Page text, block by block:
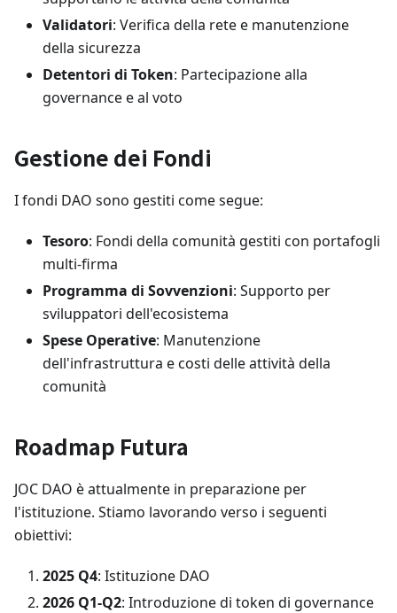
Validatori: Verifica della rete e manutenzione
della sicurezza
Detentori di Token: Partecipazione alla
governance e al voto
Gestione dei Fondi
I fondi DAO sono gestiti come segue:
Tesoro: Fondi della comunità gestiti con portafogli
multi-firma
Programma di Sovvenzioni: Supporto per
sviluppatori dell'ecosistema
Spese Operative: Manutenzione
dell'infrastruttura e costi delle attività della
comunità
Roadmap Futura
JOC DAO è attualmente in preparazione per
l'istituzione. Stiamo lavorando verso i seguenti
obiettivi:
2025 Q4: Istituzione DAO
2026 Q1-Q2: Introduzione di token di governance